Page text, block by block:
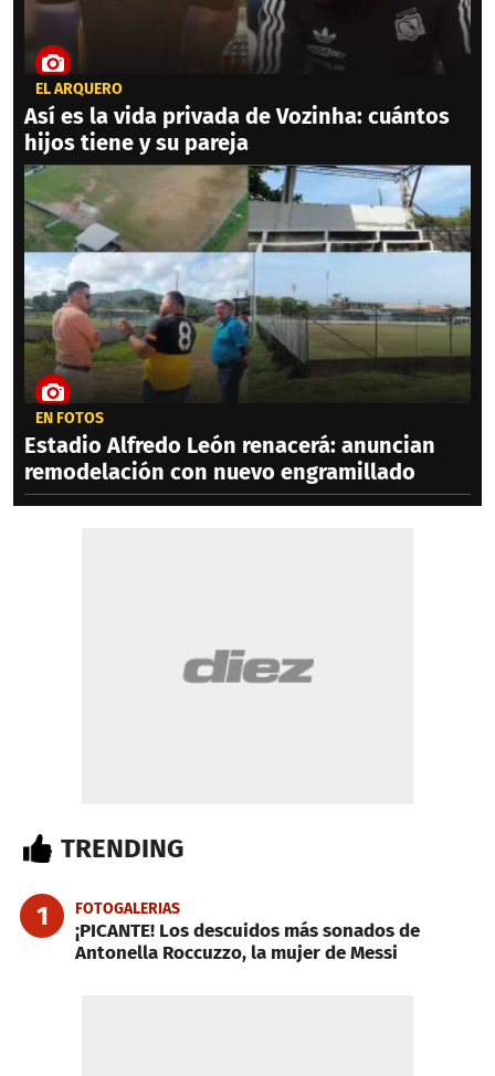
EL ARQUERO
Así es la vida privada de Vozinha: cuántos
hijos tiene y su pareja
EN FOTOS
Estadio Alfredo León renacerá: anuncian
remodelación con nuevo engramillado
TRENDING
1 FOTOGALERIAS
¡PICANTE! Los descuidos más sonados de
Antonella Roccuzzo, la mujer de Messi